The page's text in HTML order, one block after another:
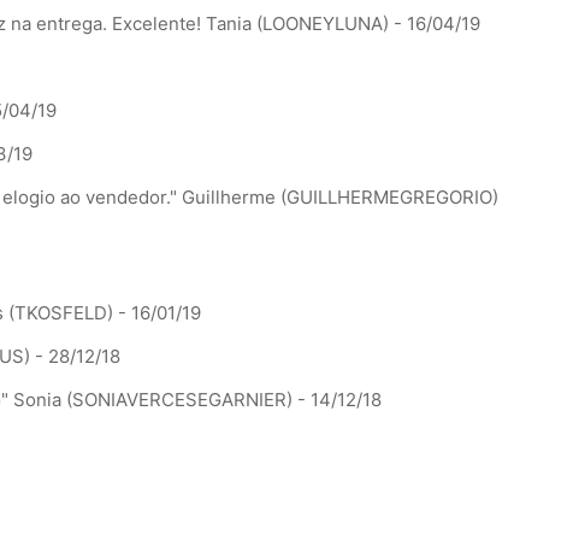
entrega. Excelente! Tania (LOONEYLUNA) - 16/04/19
04/19
19
ao vendedor." Guillherme (GUILLHERMEGREGORIO)
(TKOSFELD) - 16/01/19
- 28/12/18
Sonia (SONIAVERCESEGARNIER) - 14/12/18